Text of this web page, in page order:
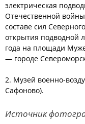
электрическая
Отечественной
составе сил
открытия подводной
года на площади
— городе
2. Музей военно-
Сафоново).
Источник